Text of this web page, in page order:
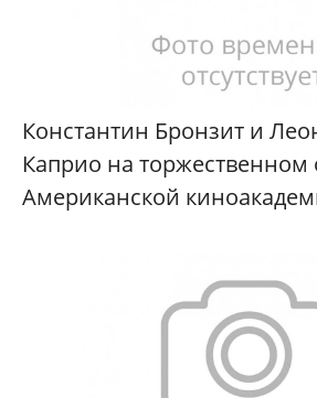
Константин Бронзит и
Каприо на торжественном
Американской